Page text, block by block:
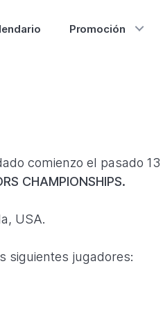
Promoción
comienzo el pasado
CHAMPIONSHIPS.
USA.
siguientes jugadores: